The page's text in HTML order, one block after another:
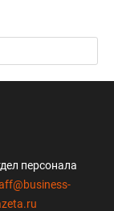
персонала